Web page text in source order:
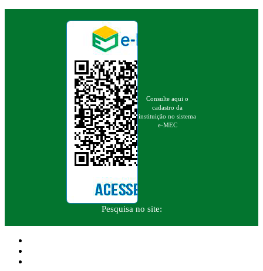
Consulte aqui o
cadastro da
instituição no sistema
e-MEC
Pesquisa no site: